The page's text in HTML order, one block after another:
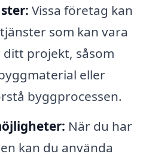
Vissa företag kan
som kan vara
projekt, såsom
eller
byggprocessen.
När du har
kan du använda